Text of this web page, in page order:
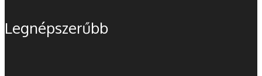
Legnépszerűbb